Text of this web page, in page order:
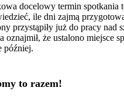
docelowy termin spotkania
ile dni zajmą
przystąpiły już do pracy nad
oznajmił, że ustalono miejsce
później.
to razem!